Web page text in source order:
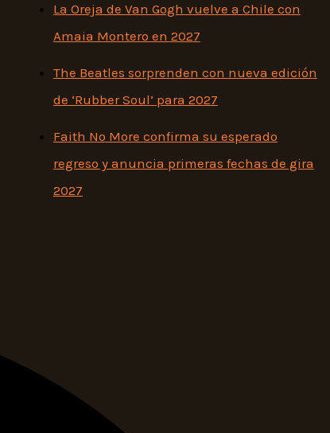
La Oreja de Van Gogh vuelve a Chile con
Amaia Montero en 2027
The Beatles sorprenden con nueva edición
de ‘Rubber Soul’ para 2027
Faith No More confirma su esperado
regreso y anuncia primeras fechas de gira
2027